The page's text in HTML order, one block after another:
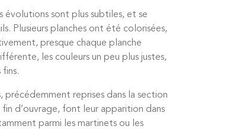
évolutions sont plus subtiles, et se
Plusieurs planches ont été colorisées,
presque chaque planche
les couleurs un peu plus justes,
fins.
précédemment reprises dans la section
d’ouvrage, font leur apparition dans
parmi les martinets ou les